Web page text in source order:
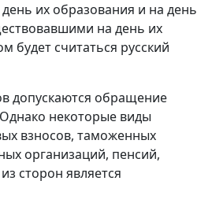
их образования и на день
на день их
будет считаться русский
допускаются обращение
некоторые виды
взносов, таможенных
организаций, пенсий,
сторон является